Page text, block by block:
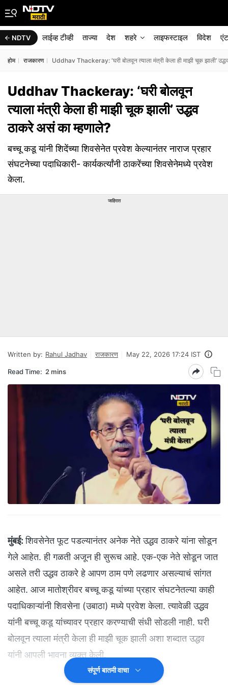
NDTV लाईव्ह टीव्ही ताज्या देश शहरे लाइफस्टाइल विदेश
होम राजकारण Uddhav Thackeray: ‘घरी बोलवून त्याला मंत्री केला ही माझी चूक झाली’
Uddhav Thackeray: ‘घरी बोलवून
त्याला मंत्री केला ही माझी चूक झाली’ उद्धव
ठाकरे असं का म्हणाले?
बच्चू कडू यांनी शिदेंच्या शिवसेनेत प्रवेश केल्यानंतर नाराज प्रहार
संघटनेच्या पदाधिकारी- कार्यकर्त्यांनी ठाकरेंच्या शिवसेनेमध्ये प्रवेश
केला.
जाहिरात
Written by: Rahul Jadhav राजकारण May 22, 2026 17:24 IST
Read Time: 2 mins
मुंबई: शिवसेनेत फूट पडल्यानंतर अनेक नेते उद्धव ठाकरे यांना सोडून
गेले आहेत. ही गळती अजून ही सुरूच आहे. एक-एक नेते सोडून जात
असले तरी उद्धव ठाकरे हे आपण ठाम पणे लढणार असल्याचं सांगत
आहेत. आज मातोश्रीवर बच्चू कडू यांच्या प्रहार संघटनेतल्या काही
पदाधिकाऱ्यांनी शिवसेना (उबाठा) मध्ये प्रवेश केला. त्यावेळी उद्धव
यांनी बच्चू कडू यांच्यावर प्रहार करण्याची संधी सोडली नाही. घरी
बोलवून त्याला मंत्री केला ही माझी चूक झाली अशा शब्दात उद्धव
यांनी आपली भावना व्यक्त केली.
संपूर्ण बातमी वाचा